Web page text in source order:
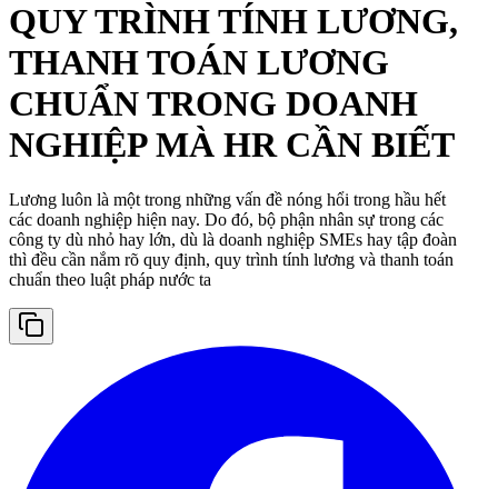
QUY TRÌNH TÍNH LƯƠNG,
THANH TOÁN LƯƠNG
CHUẨN TRONG DOANH
NGHIỆP MÀ HR CẦN BIẾT
Lương luôn là một trong những vấn đề nóng hổi trong hầu hết
các doanh nghiệp hiện nay. Do đó, bộ phận nhân sự trong các
công ty dù nhỏ hay lớn, dù là doanh nghiệp SMEs hay tập đoàn
thì đều cần nắm rõ quy định, quy trình tính lương và thanh toán
chuẩn theo luật pháp nước ta